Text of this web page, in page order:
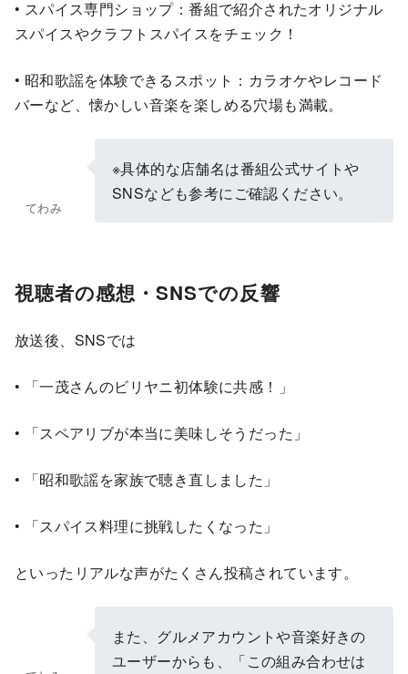
• スパイス専門ショップ：番組で紹介されたオリジナル
スパイスやクラフトスパイスをチェック！
• 昭和歌謡を体験できるスポット：カラオケやレコード
バーなど、懐かしい音楽を楽しめる穴場も満載。
てわみ
※具体的な店舗名は番組公式サイトや
SNSなども参考にご確認ください。
視聴者の感想・SNSでの反響
放送後、SNSでは
• 「一茂さんのビリヤニ初体験に共感！」
• 「スペアリブが本当に美味しそうだった」
• 「昭和歌謡を家族で聴き直しました」
• 「スパイス料理に挑戦したくなった」
といったリアルな声がたくさん投稿されています。
また、グルメアカウントや音楽好きの
ユーザーからも、「この組み合わせは